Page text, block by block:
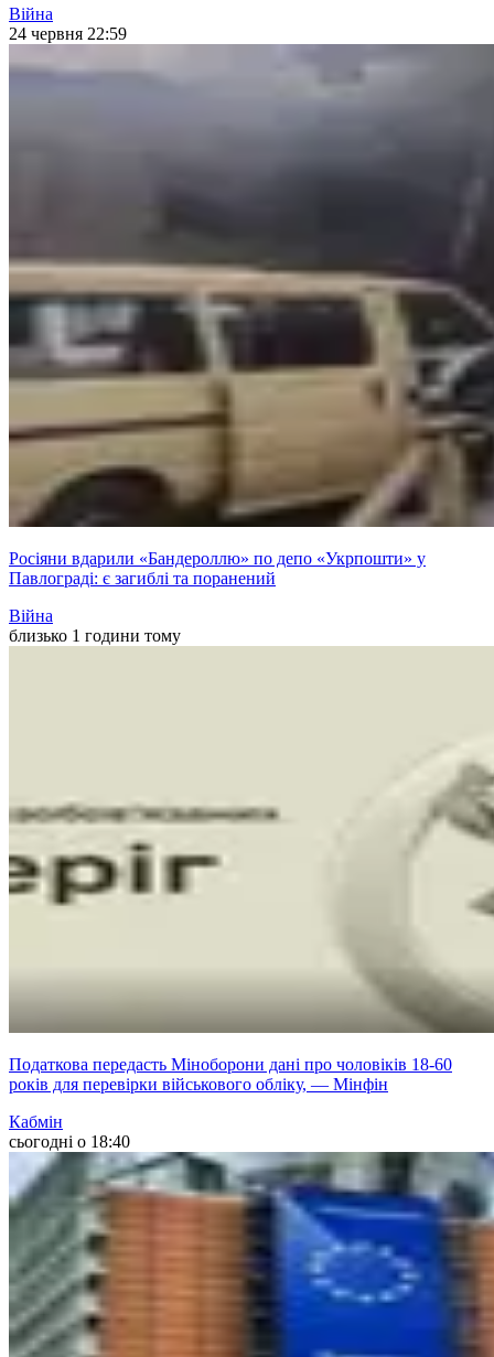
Війна
24 червня 22:59
Росіяни вдарили «Бандероллю» по депо «Укрпошти» у
Павлограді: є загиблі та поранений
Війна
близько 1 години тому
Податкова передасть Міноборони дані про чоловіків 18-60
років для перевірки військового обліку, — Мінфін
Кабмін
сьогодні о 18:40